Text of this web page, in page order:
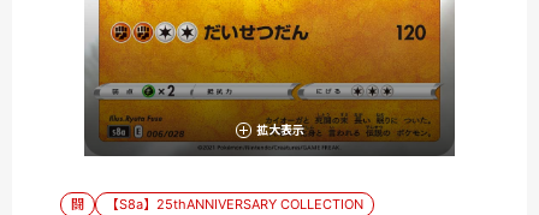
拡大表示
闘 【S8a】25thANNIVERSARY COLLECTION